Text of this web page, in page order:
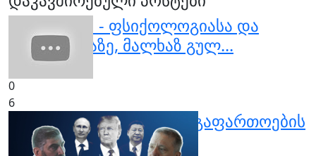
"საუბრები" - ფსიქოლოგიასა და
სულიერებაზე, მალხაზ გულ...
0
6
42° პარალელი - ნატოს გაფართოების
დასასრული?